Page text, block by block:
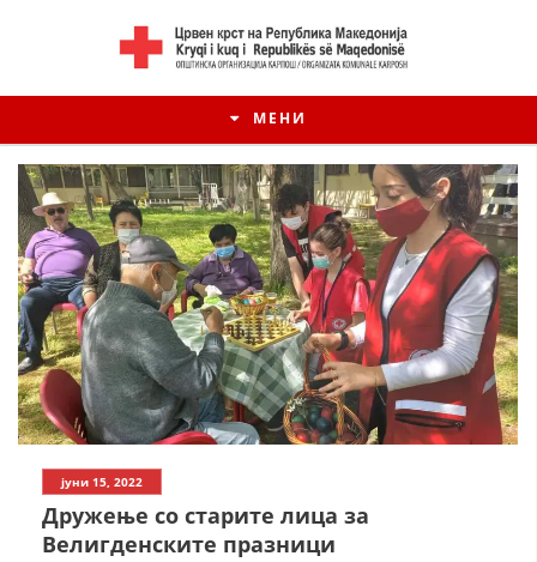
МЕНИ
јуни 15, 2022
Дружење со старите лица за
Велигденските празници